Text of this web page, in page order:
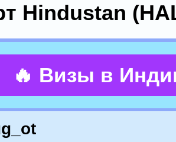
Hindustan
🔥 Визы в